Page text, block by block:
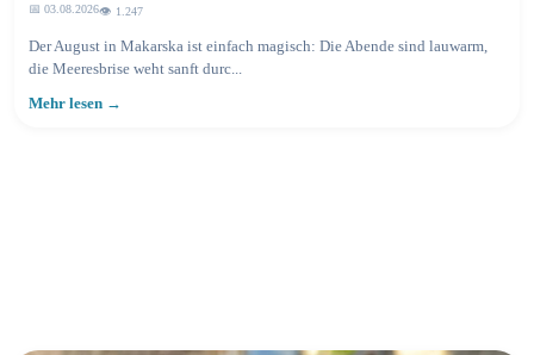
📅 03.08.2026👁️ 1.250
Der August in Makarska ist einfach magisch: Die Abende sind lauwarm,
die Meeresbrise weht sanft durc...
Mehr lesen →